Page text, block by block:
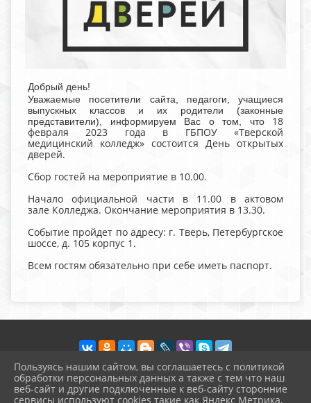
Добрый день!
Уважаемые посетители сайта, педагоги, учащиеся
выпускных классов и их родители (законные
представители), информируем Вас о том, что 18
февраля 2023 года в ГБПОУ «Тверской
медицинский колледж» состоится День открытых
дверей.
Сбор гостей на мероприятие в 10.00.
Начало официальной части в 11.00 в актовом
зале Колледжа. Окончание мероприятия в 13.30.
Событие пройдет по адресу: г. Тверь, Петербургское
шоссе, д. 105 корпус 1.
Всем гостям обязательно при себе иметь паспорт.
2026 г. vvschool7.ru
Пользуясь нашим сайтом, вы соглашаетесь с политикой
обработки персональных данных а также с тем что наш
веб-сайт и другие подключенные к веб-сайту сторонние
сервисы используют cookies такие как Яндекс Метрика,